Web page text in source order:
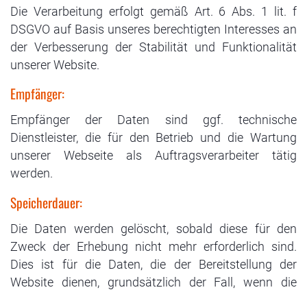
Die Verarbeitung erfolgt gemäß Art. 6 Abs. 1 lit. f
DSGVO auf Basis unseres berechtigten Interesses an
der Verbesserung der Stabilität und Funktionalität
unserer Website.
Empfänger:
Empfänger der Daten sind ggf. technische
Dienstleister, die für den Betrieb und die Wartung
unserer Webseite als Auftragsverarbeiter tätig
werden.
Speicherdauer:
Die Daten werden gelöscht, sobald diese für den
Zweck der Erhebung nicht mehr erforderlich sind.
Dies ist für die Daten, die der Bereitstellung der
Website dienen, grundsätzlich der Fall, wenn die